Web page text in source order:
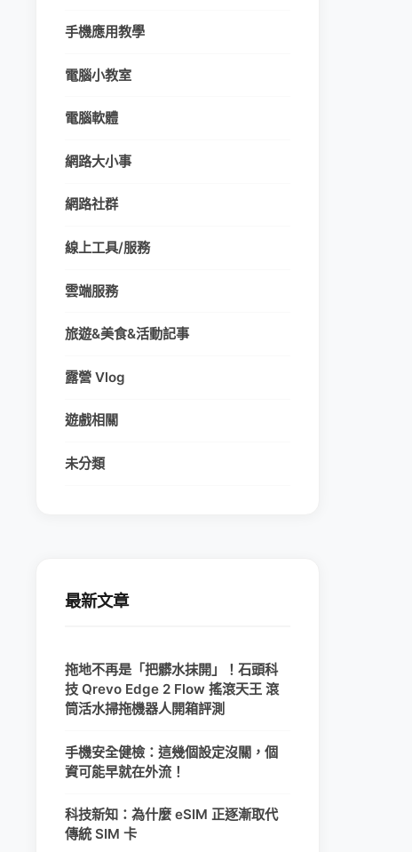
手機應用教學
電腦小教室
電腦軟體
網路大小事
網路社群
線上工具/服務
雲端服務
旅遊&美食&活動記事
露營 Vlog
遊戲相關
未分類
最新文章
拖地不再是「把髒水抹開」！石頭科
技 Qrevo Edge 2 Flow 搖滾天王 滾
筒活水掃拖機器人開箱評測
手機安全健檢：這幾個設定沒關，個
資可能早就在外流！
科技新知：為什麼 eSIM 正逐漸取代
傳統 SIM 卡